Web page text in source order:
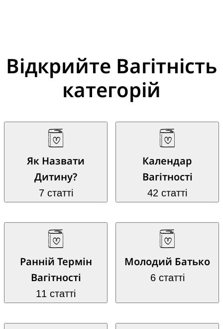
Відкрийте Вагітність
категорій
Як Назвати
Дитину?
7 статті
Календар
Вагітності
42 статті
Ранній Термін
Вагітності
11 статті
Молодий Батько
6 статті